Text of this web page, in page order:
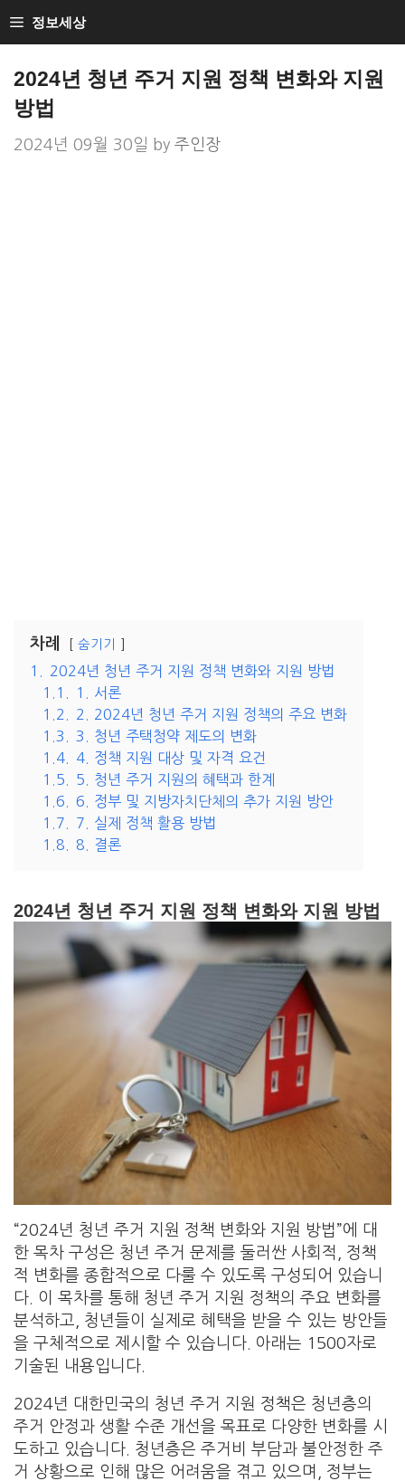
to
정보세상
2024년 청년 주거 지원 정책 변화와 지원
방법
2024년 09월 30일 by 주인장
차례 숨기기
1.
2024년 청년 주거 지원 정책 변화와 지원 방법
1.1.
1. 서론
1.2.
2. 2024년 청년 주거 지원 정책의 주요 변화
1.3.
3. 청년 주택청약 제도의 변화
1.4.
4. 정책 지원 대상 및 자격 요건
1.5.
5. 청년 주거 지원의 혜택과 한계
1.6.
6. 정부 및 지방자치단체의 추가 지원 방안
1.7.
7. 실제 정책 활용 방법
1.8.
8. 결론
2024년 청년 주거 지원 정책 변화와 지원 방법
“2024년 청년 주거 지원 정책 변화와 지원 방법”에 대
한 목차 구성은 청년 주거 문제를 둘러싼 사회적, 정책
적 변화를 종합적으로 다룰 수 있도록 구성되어 있습니
다. 이 목차를 통해 청년 주거 지원 정책의 주요 변화를
분석하고, 청년들이 실제로 혜택을 받을 수 있는 방안들
을 구체적으로 제시할 수 있습니다. 아래는 1500자로
기술된 내용입니다.
2024년 대한민국의 청년 주거 지원 정책은 청년층의
주거 안정과 생활 수준 개선을 목표로 다양한 변화를 시
도하고 있습니다. 청년층은 주거비 부담과 불안정한 주
거 상황으로 인해 많은 어려움을 겪고 있으며, 정부는